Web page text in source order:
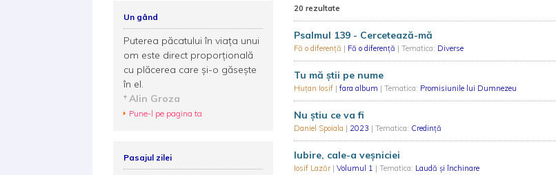
20 rezultate
Psalmul 139 - Cercetează-mă
Fă o diferenţă | Fă o diferenţă | Tematica: Diverse
Tu mă știi pe nume
Huțan Iosif | fara album | Tematica: Promisiunile lui Dumnezeu
Nu știu ce va fi
Daniel Spoiala | 2023 | Tematica: Credință
Iubire, cale-a veșniciei
Iosif Lazăr | Volumul 1 | Tematica: Laudă și închinare
Un gând
Puterea păcatului în viaţa unui
om este direct proporţională
cu plăcerea care şi-o găseşte
în el.
Alin Groza
Pune-l pe pagina ta
Pasajul zilei